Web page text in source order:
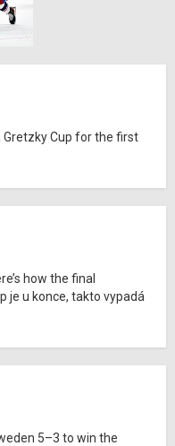
Gretzky Cup for the first
how the final
je u konce, takto vypadá
5–3 to win the